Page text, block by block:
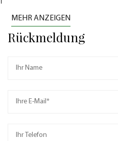
MEHR ANZEIGEN
Rückmeldung